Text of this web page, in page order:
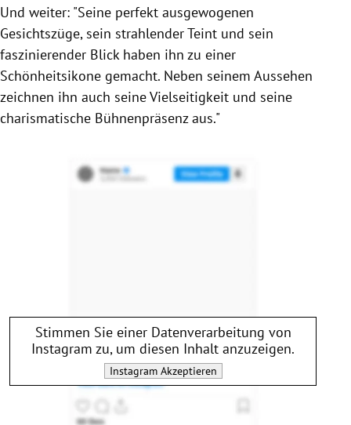
Und weiter: "Seine perfekt ausgewogenen
Gesichtszüge, sein strahlender Teint und sein
faszinierender Blick haben ihn zu einer
Schönheitsikone gemacht. Neben seinem Aussehen
zeichnen ihn auch seine Vielseitigkeit und seine
charismatische Bühnenpräsenz aus."
Stimmen Sie einer Datenverarbeitung von
Instagram zu, um diesen Inhalt anzuzeigen.
InstagramAkzeptieren